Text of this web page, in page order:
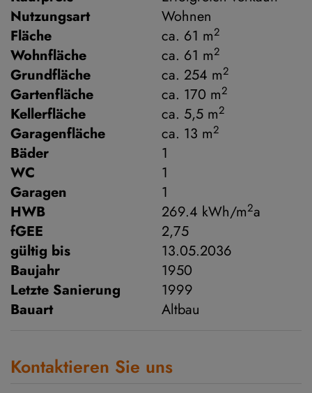
Nutzungsart
Wohnen
Fläche
ca. 61 m2
Wohnfläche ca. 61 m2
Grundfläche ca. 254 m2
Gartenfläche ca. 170 m2
Kellerfläche ca. 5,5 m2
Garagenfläche ca. 13 m2
Bäder
1
WC
1
Garagen
1
HWB
269.4 kWh/m2a
fGEE
2,75
gültig bis
13.05.2036
Baujahr
1950
Letzte Sanierung
1999
Bauart
Altbau
Kontaktieren Sie uns